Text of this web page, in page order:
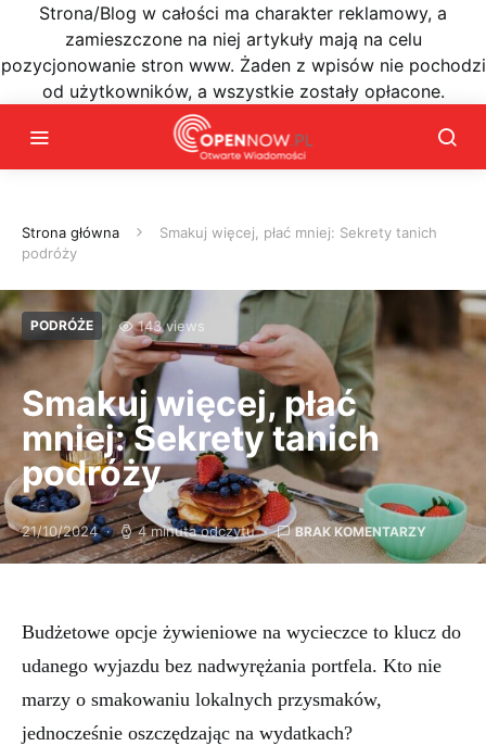
Strona/Blog w całości ma charakter reklamowy, a
zamieszczone na niej artykuły mają na celu
pozycjonowanie stron www. Żaden z wpisów nie pochodzi
od użytkowników, a wszystkie zostały opłacone.
Strona główna
Smakuj więcej, płać mniej: Sekrety tanich
podróży
PODRÓŻE 143 views
Smakuj więcej, płać
mniej: Sekrety tanich
podróży
21/10/2024 4 minuta odczytu BRAK KOMENTARZY
Budżetowe opcje żywieniowe na wycieczce to klucz do
udanego wyjazdu bez nadwyrężania portfela. Kto nie
marzy o smakowaniu lokalnych przysmaków,
jednocześnie oszczędzając na wydatkach?